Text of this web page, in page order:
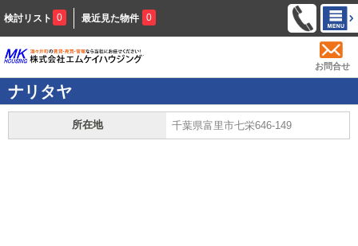
検討リスト 0 最近見た物件 0
お問合せ
ナリタヤ
所在地 千葉県富里市七栄646-149